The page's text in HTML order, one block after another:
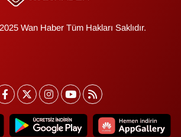
Wan Haber Tüm Hakları Saklıdır.